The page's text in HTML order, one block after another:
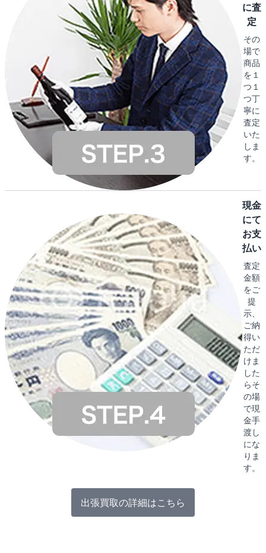
に査
定
その
場で
商品
を１
つ１
つ丁
寧に
査定
いた
しま
す。
現金
にて
お支
払い
査定
金額
をご
提
示、
ご納
得い
ただ
けま
した
らそ
の場
で現
金手
渡し
にな
りま
す。
出張買取の詳細はこちら